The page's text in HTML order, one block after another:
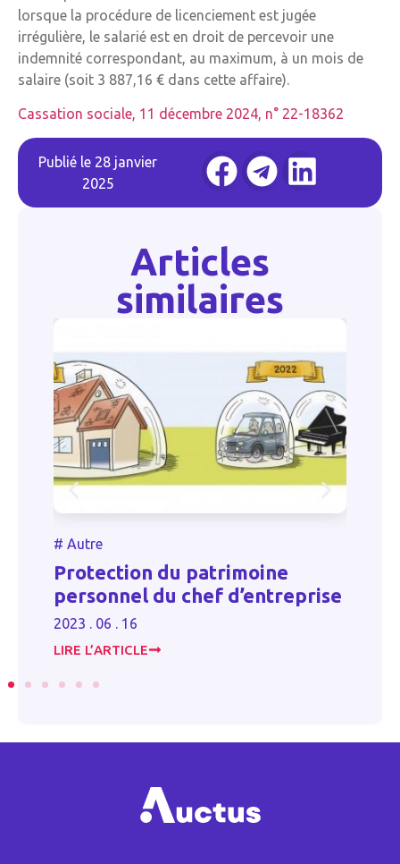
lorsque la procédure de licenciement est jugée
irrégulière, le salarié est en droit de percevoir une
indemnité correspondant, au maximum, à un mois de
salaire (soit 3 887,16 € dans cette affaire).
Cassation sociale, 11 décembre 2024, n° 22-18362
Publié le 28 janvier
2025
Articles
similaires
du patrimoine
du chef d’entreprise
. 06 . 16
L’ARTICLE
des